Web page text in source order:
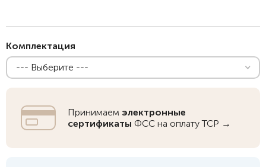
Комплектация
--- Выберите ---
Принимаем электронные
сертификаты ФСС на оплату ТСР →